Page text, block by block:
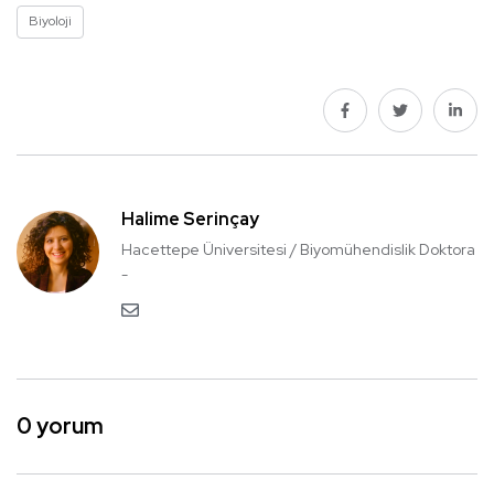
Biyoloji
Halime Serinçay
Hacettepe Üniversitesi / Biyomühendislik Doktora
-
0 yorum